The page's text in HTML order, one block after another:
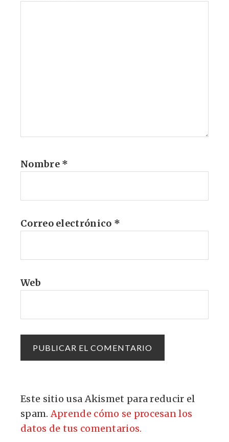
Nombre *
Correo electrónico *
Web
Este sitio usa Akismet para reducir el
spam.Aprende cómo se procesan los
datos de tus comentarios.